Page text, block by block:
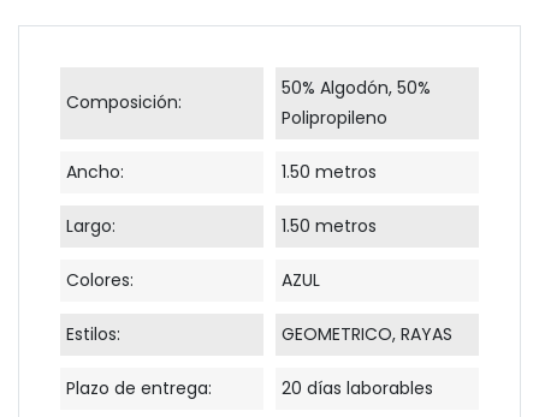
Composición:
50% Algodón, 50%
Polipropileno
Ancho: 1.50 metros
Largo: 1.50 metros
Colores: AZUL
Estilos: GEOMETRICO, RAYAS
Plazo de entrega: 20 días laborables